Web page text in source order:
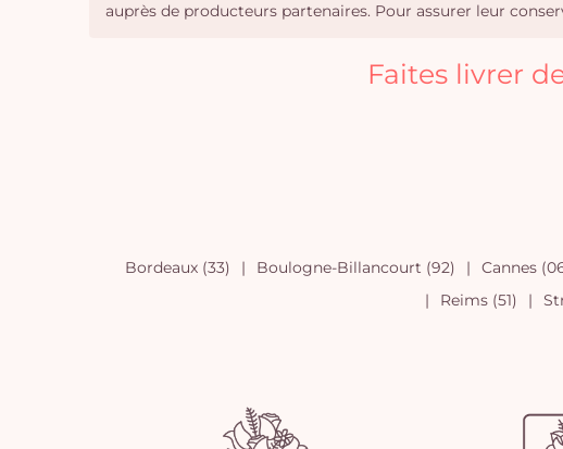
auprès de producteurs partenaires. Pour assurer leur
Faites livrer
Bordeaux (33) Boulogne-Billancourt (92) Cannes
Reims (51)